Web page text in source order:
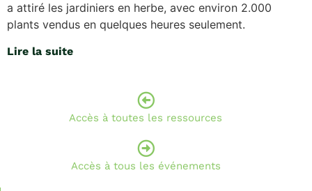
a attiré les jardiniers en herbe, avec environ 2.000
plants vendus en quelques heures seulement.
Lire la suite
Accès à toutes les ressources
Accès à tous les événements